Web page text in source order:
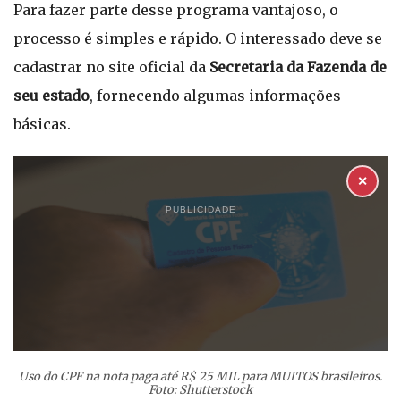
Para fazer parte desse programa vantajoso, o
processo é simples e rápido. O interessado deve se
cadastrar no site oficial da Secretaria da Fazenda de
seu estado, fornecendo algumas informações
básicas.
PUBLICIDADE
✕
Uso do CPF na nota paga até R$ 25 MIL para MUITOS brasileiros.
Foto: Shutterstock